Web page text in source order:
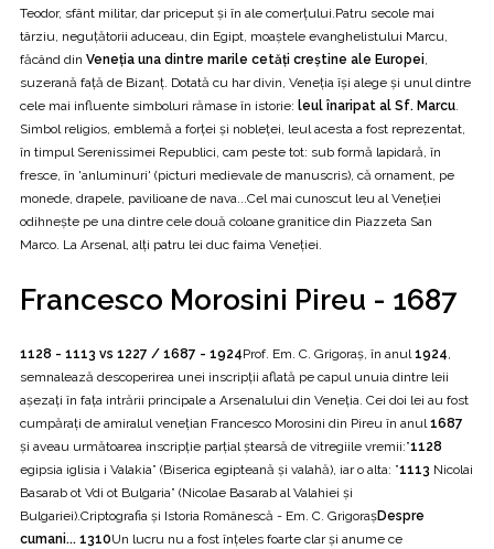
Teodor, sfânt militar, dar priceput și în ale comerțului.Patru secole mai
târziu, neguțătorii aduceau, din Egipt, moaștele evanghelistului Marcu,
făcând din Veneția una dintre marile cetăți creștine ale Europei,
suzerană față de Bizanț. Dotată cu har divin, Veneția își alege și unul dintre
cele mai influente simboluri rămase în istorie: leul înaripat al Sf. Marcu.
Simbol religios, emblemă a forței și nobleței, leul acesta a fost reprezentat,
în timpul Serenissimei Republici, cam peste tot: sub formă lapidară, în
fresce, în 'anluminuri' (picturi medie­vale de manuscris), că ornament, pe
monede, drapele, pavilioane de nava...Cel mai cunoscut leu al Veneției
odihnește pe una dintre cele două coloane granitice din Piazzeta San
Marco. La Arsenal, alți patru lei duc faima Veneției.
Francesco Morosini Pireu - 1687
1128 - 1113 vs 1227 / 1687 - 1924Prof. Em. C. Grigoraş, în anul1924,
semnalează descoperirea unei inscripţii aflată pe capul unuia dintre leii
aşezaţi în faţa intrării principale a Arsenalului din Veneţia. Cei doi lei au fost
cumpăraţi de amiralul veneţian Francesco Morosini din Pireu în anul1687
şi aveau următoarea inscripţie parţial ştearsă de vitregiile vremii:”1128
egipsia iglisia i Valakia” (Biserica egipteană şi valahă), iar o alta: ”1113 Nicolai
Basarab ot Vdi ot Bulgaria” (Nicolae Basarab al Valahiei şi
Bulgariei).Criptografia și Istoria Românescă - Em. C. GrigoraşDespre
cumani... 1310Un lucru nu a fost înţeles foarte clar şi anume ce